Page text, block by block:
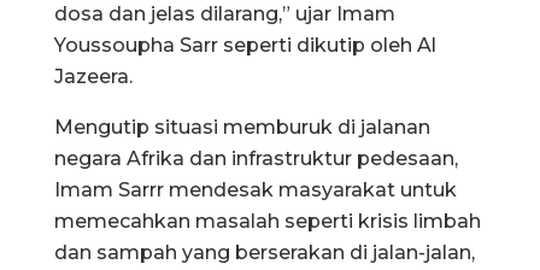
dosa dan jelas dilarang,” ujar Imam
Youssoupha Sarr seperti dikutip oleh Al
Jazeera.
Mengutip situasi memburuk di jalanan
negara Afrika dan infrastruktur pedesaan,
Imam Sarrr mendesak masyarakat untuk
memecahkan masalah seperti krisis limbah
dan sampah yang berserakan di jalan-jalan,